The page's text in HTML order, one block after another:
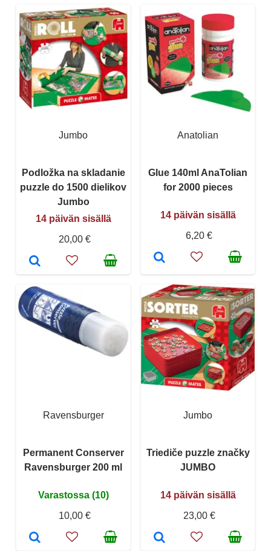
Jumbo
Podložka na skladanie
puzzle do 1500 dielikov
Jumbo
14 päivän sisällä
20,00 €
Anatolian
Glue 140ml AnaTolian
for 2000 pieces
14 päivän sisällä
6,20 €
Ravensburger
Permanent Conserver
Ravensburger 200 ml
Varastossa (10)
10,00 €
Jumbo
Triediče puzzle značky
JUMBO
14 päivän sisällä
23,00 €